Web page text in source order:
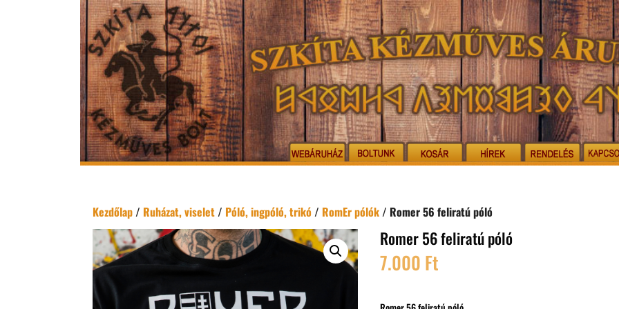
Kezdőlap/ Ruházat, viselet/ Póló, ingpóló, trikó/ RomEr pólók/ Romer 56 feliratú póló
Romer 56 feliratú póló
7.000 Ft